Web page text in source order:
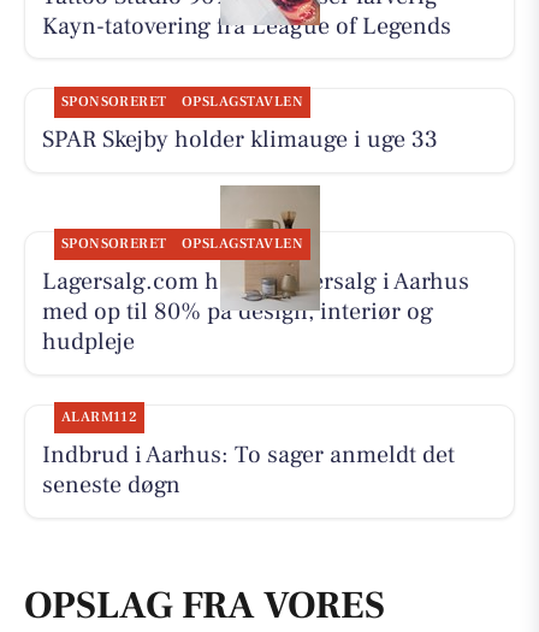
Kayn-tatovering fra League of Legends
SPONSORERET OPSLAGSTAVLEN
SPAR Skejby holder klimauge i uge 33
SPONSORERET OPSLAGSTAVLEN
Lagersalg.com holder lagersalg i Aarhus
med op til 80% på design, interiør og
hudpleje
ALARM112
Indbrud i Aarhus: To sager anmeldt det
seneste døgn
OPSLAG FRA VORES